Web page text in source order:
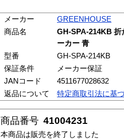
メーカー
GREENHOUSE
商品名
GH-SPA-214KB 折
ーカー 青
型番
GH-SPA-214KB
保証条件
メーカー保証
JANコード
4511677028632
返品について
特定商取引法に基
商品番号 41004231
本商品は販売を終了しました